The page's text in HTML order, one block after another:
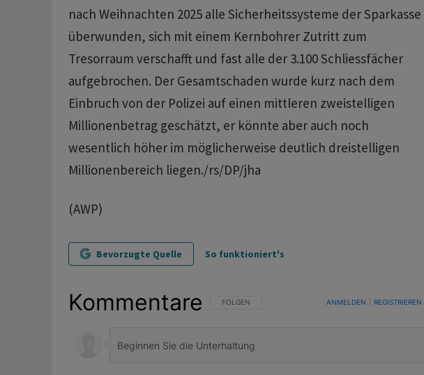
nach Weihnachten 2025 alle Sicherheitssysteme der Sparkasse
überwunden, sich mit einem Kernbohrer Zutritt zum
Tresorraum verschafft und fast alle der 3.100 Schliessfächer
aufgebrochen. Der Gesamtschaden wurde kurz nach dem
Einbruch von der Polizei auf einen mittleren zweistelligen
Millionenbetrag geschätzt, er könnte aber auch noch
wesentlich höher im möglicherweise deutlich dreistelligen
Millionenbereich liegen./rs/DP/jha
(AWP)
Bevorzugte Quelle So funktioniert's
Kommentare FOLGE DIESER UNTERHALTUNG, UM BENACHRICHTIGT
FOLGEN ANMELDEN REGISTRIEREN